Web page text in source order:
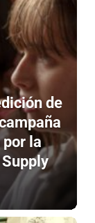
de
la
Supply